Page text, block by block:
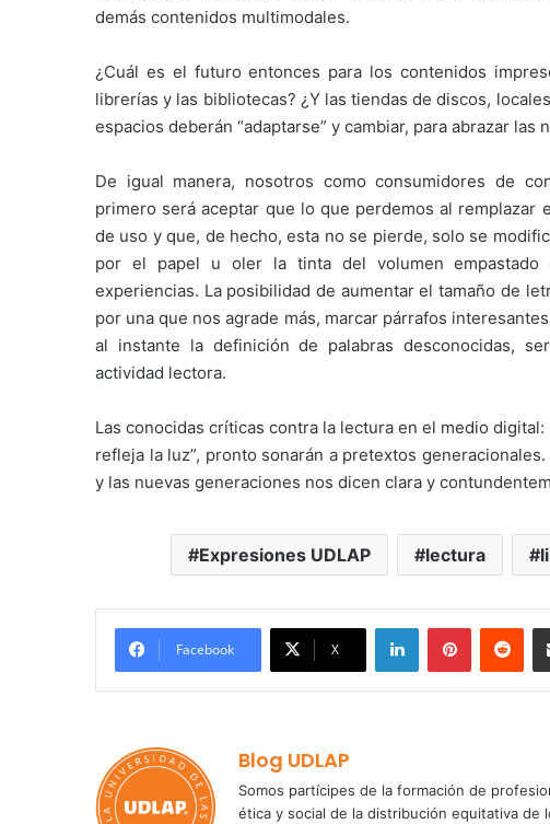
demás contenidos multimodales.
¿Cuál es el futuro entonces para los contenidos
librerías y las bibliotecas? ¿Y las tiendas de discos,
espacios deberán “adaptarse” y cambiar, para abrazar
De igual manera, nosotros como consumidores de
primero será aceptar que lo que perdemos al
de uso y que, de hecho, esta no se pierde, solo se
por el papel u oler la tinta del volumen empastado
experiencias. La posibilidad de aumentar el tamaño de
por una que nos agrade más, marcar párrafos
al instante la definición de palabras desconocidas,
actividad lectora.
Las conocidas críticas contra la lectura en el medio digital:
refleja la luz”, pronto sonarán a pretextos
y las nuevas generaciones nos dicen clara y
Expresiones UDLAP lectura
Facebook X
LinkedInPinterest
Blog UDLAP
Somos partícipes de la formación de
ética y social de la distribución equitativa de